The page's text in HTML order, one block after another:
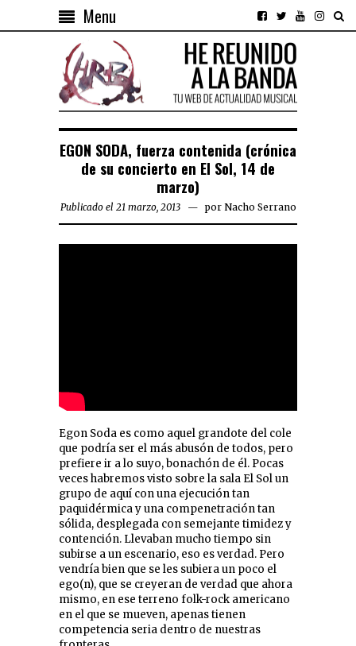
Menu
EGON SODA, fuerza contenida (crónica
de su concierto en El Sol, 14 de
marzo)
Publicado el 21 marzo, 2013 por Nacho Serrano
Egon Soda es como aquel grandote del cole
que podría ser el más abusón de todos, pero
prefiere ir a lo suyo, bonachón de él. Pocas
veces habremos visto sobre la sala El Sol un
grupo de aquí con una ejecución tan
paquidérmica y una compenetración tan
sólida, desplegada con semejante timidez y
contención. Llevaban mucho tiempo sin
subirse a un escenario, eso es verdad. Pero
vendría bien que se les subiera un poco el
ego(n), que se creyeran de verdad que ahora
mismo, en ese terreno folk-rock americano
en el que se mueven, apenas tienen
competencia seria dentro de nuestras